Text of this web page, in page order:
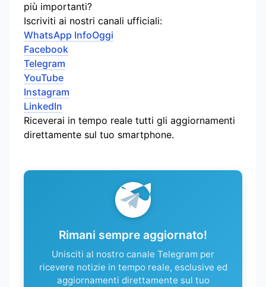
più importanti?
Iscriviti ai nostri canali ufficiali:
WhatsApp InfoOggi
Facebook
Telegram
YouTube
Instagram
LinkedIn
Riceverai in tempo reale tutti gli aggiornamenti
direttamente sul tuo smartphone.
Rimani sempre aggiornato!
Unisciti al nostro canale Telegram per
ricevere notizie in tempo reale, esclusive ed
aggiornamenti direttamente sul tuo